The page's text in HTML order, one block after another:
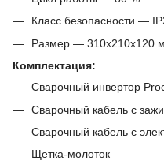
Класс безопасности ―
Размер ― 310х210х120
Комплектация:
Сварочный инвертор
Сварочный кабель с
Сварочный кабель с
Щетка-молоток